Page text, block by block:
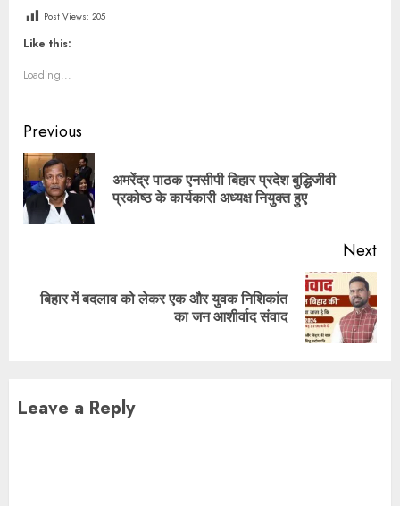
Post Views: 205
Like this:
Loading...
Post
navigation
Previous
अमरेंद्र पाठक एनसीपी बिहार प्रदेश बुद्धिजीवी
प्रकोष्ठ के कार्यकारी अध्यक्ष नियुक्त हुए
Next
Next
बिहार में बदलाव को लेकर एक और युवक निशिकांत
का जन आशीर्वाद संवाद
Leave a Reply